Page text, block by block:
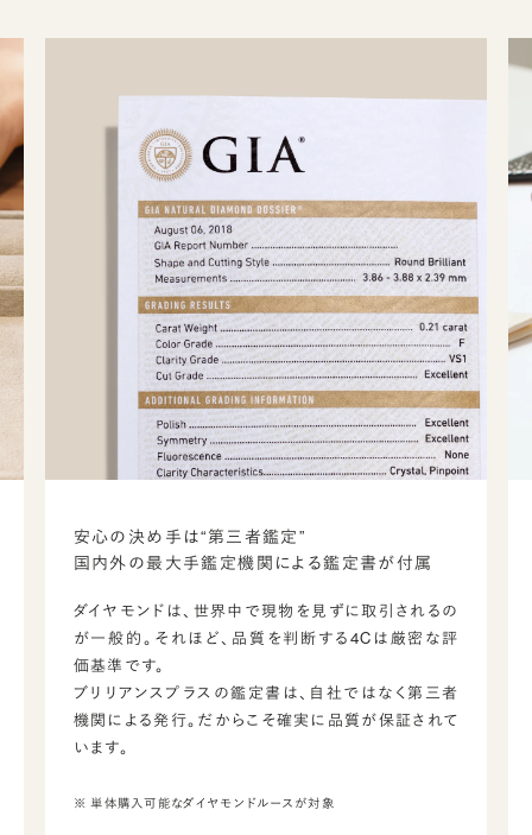
安心の決め手は“第三者鑑定”
国内外の最大手鑑定機関による鑑定書が付属
ダイヤモンドは、世界中で現物を見ずに取引されるの
が一般的。それほど、品質を判断する4Cは厳密な評
価基準です。
ブリリアンスプラスの鑑定書は、自社ではなく第三者
機関による発行。だからこそ確実に品質が保証されて
います。
※ 単体購入可能なダイヤモンドルースが対象